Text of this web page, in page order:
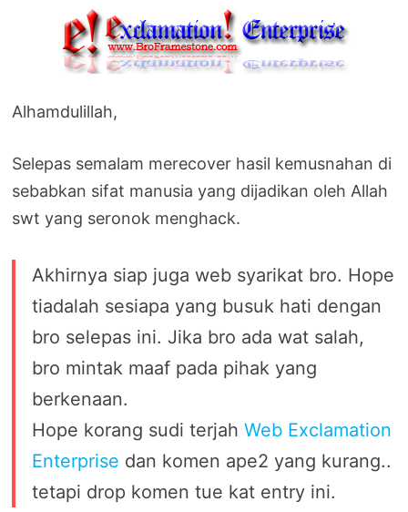
Alhamdulillah,
Selepas semalam merecover hasil kemusnahan di
sebabkan sifat manusia yang dijadikan oleh Allah
swt yang seronok menghack.
Akhirnya siap juga web syarikat bro. Hope
tiadalah sesiapa yang busuk hati dengan
bro selepas ini. Jika bro ada wat salah,
bro mintak maaf pada pihak yang
berkenaan.
Hope korang sudi terjahWeb Exclamation
Enterprise dan komen ape2 yang kurang..
tetapi drop komen tue kat entry ini.